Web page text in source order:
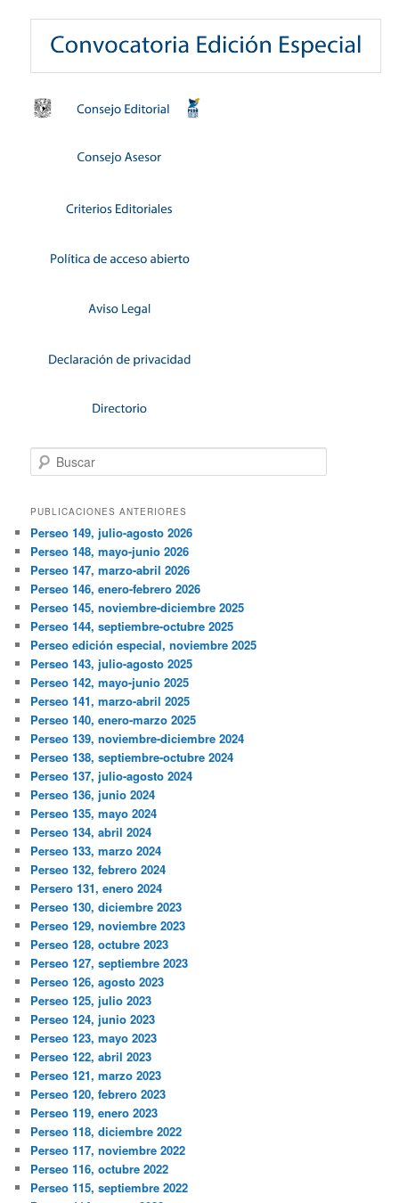
Buscar
PUBLICACIONES ANTERIORES
Perseo 149, julio-agosto 2026
Perseo 148, mayo-junio 2026
Perseo 147, marzo-abril 2026
Perseo 146, enero-febrero 2026
Perseo 145, noviembre-diciembre 2025
Perseo 144, septiembre-octubre 2025
Perseo edición especial, noviembre 2025
Perseo 143, julio-agosto 2025
Perseo 142, mayo-junio 2025
Perseo 141, marzo-abril 2025
Perseo 140, enero-marzo 2025
Perseo 139, noviembre-diciembre 2024
Perseo 138, septiembre-octubre 2024
Perseo 137, julio-agosto 2024
Perseo 136, junio 2024
Perseo 135, mayo 2024
Perseo 134, abril 2024
Perseo 133, marzo 2024
Perseo 132, febrero 2024
Persero 131, enero 2024
Perseo 130, diciembre 2023
Perseo 129, noviembre 2023
Perseo 128, octubre 2023
Perseo 127, septiembre 2023
Perseo 126, agosto 2023
Perseo 125, julio 2023
Perseo 124, junio 2023
Perseo 123, mayo 2023
Perseo 122, abril 2023
Perseo 121, marzo 2023
Perseo 120, febrero 2023
Perseo 119, enero 2023
Perseo 118, diciembre 2022
Perseo 117, noviembre 2022
Perseo 116, octubre 2022
Perseo 115, septiembre 2022